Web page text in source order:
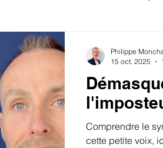
Spiritualité
Adulte FAQ Film
Deuil EMDR EFT
Comprendre le
cette petite voix,
Philippe
15 oct. 2025